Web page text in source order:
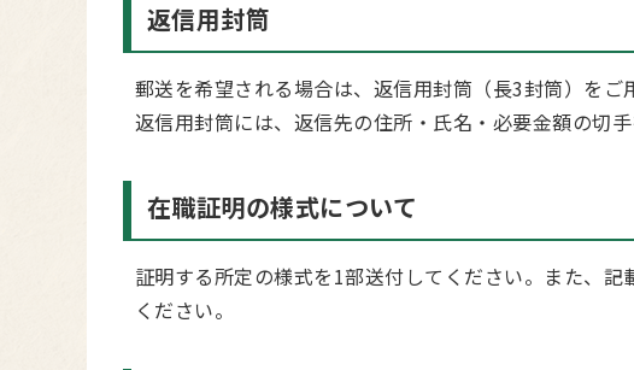
返信用封筒
郵送を希望される場合は、返信用封筒（長3封筒）をご
返信用封筒には、返信先の住所・氏名・必要金額の切手
在職証明の様式について
証明する所定の様式を1部送付してください。また、
ください。